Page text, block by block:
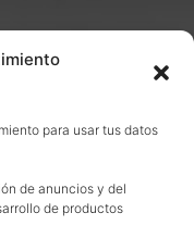
para usar tus datos
de anuncios y del
de productos